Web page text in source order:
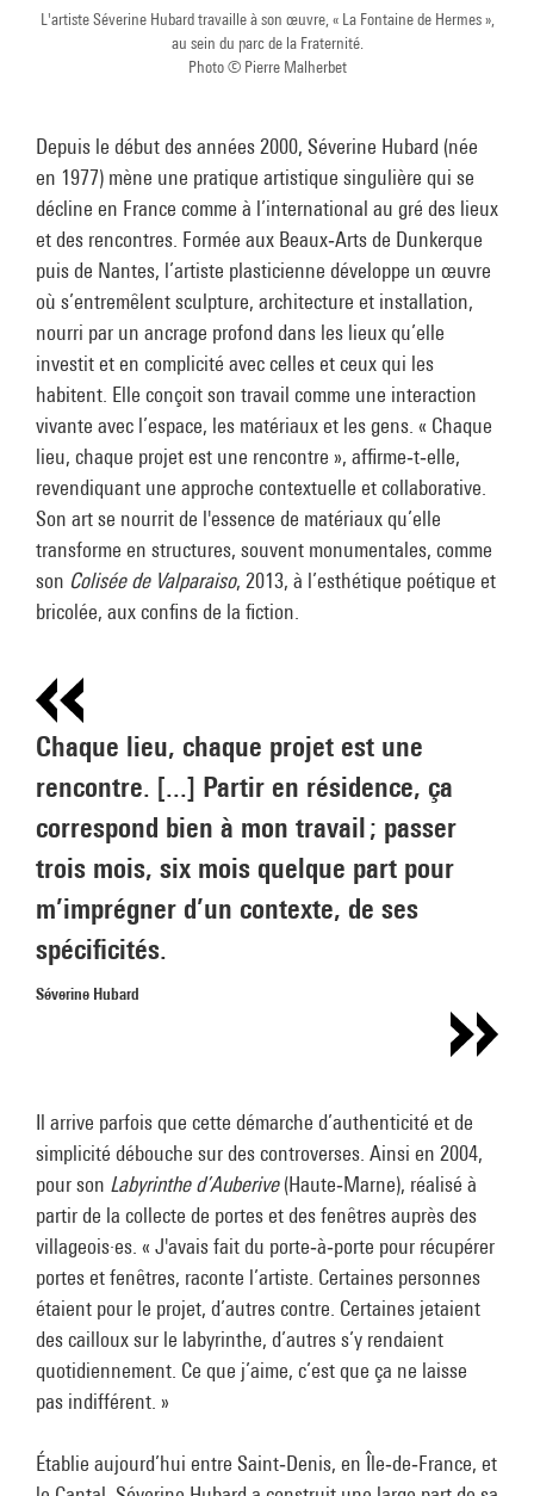
L'artiste Séverine Hubard travaille à son œuvre, « La Fontaine de Hermes »,
au sein du parc de la Fraternité.
Photo © Pierre Malherbet
Depuis le début des années 2000, Séverine Hubard (née
en 1977) mène une pratique artistique singulière qui se
décline en France comme à l’international au gré des lieux
et des rencontres. Formée aux Beaux‑Arts de Dunkerque
puis de Nantes, l’artiste plasticienne développe un œuvre
où s’entremêlent sculpture, architecture et installation,
nourri par un ancrage profond dans les lieux qu’elle
investit et en complicité avec celles et ceux qui les
habitent. Elle conçoit son travail comme une interaction
vivante avec l’espace, les matériaux et les gens. « Chaque
lieu, chaque projet est une rencontre », affirme‑t‑elle,
revendiquant une approche contextuelle et collaborative.
Son art se nourrit de l'essence de matériaux qu’elle
transforme en structures, souvent monumentales, comme
son Colisée de Valparaiso, 2013, à l’esthétique poétique et
bricolée, aux confins de la fiction.
Chaque lieu, chaque projet est une
rencontre. [...] Partir en résidence, ça
correspond bien à mon travail ; passer
trois mois, six mois quelque part pour
m’imprégner d’un contexte, de ses
spécificités.
Séverine Hubard
Il arrive parfois que cette démarche d’authenticité et de
simplicité débouche sur des controverses. Ainsi en 2004,
pour son Labyrinthe d’Auberive(Haute‑Marne), réalisé à
partir de la collecte de portes et des fenêtres auprès des
villageois·es. « J'avais fait du porte‑à‑porte pour récupérer
portes et fenêtres, raconte l’artiste. Certaines personnes
étaient pour le projet, d’autres contre. Certaines jetaient
des cailloux sur le labyrinthe, d’autres s’y rendaient
quotidiennement. Ce que j’aime, c’est que ça ne laisse
pas indifférent. »
Établie aujourd’hui entre Saint‑Denis, en Île‑de‑France, et